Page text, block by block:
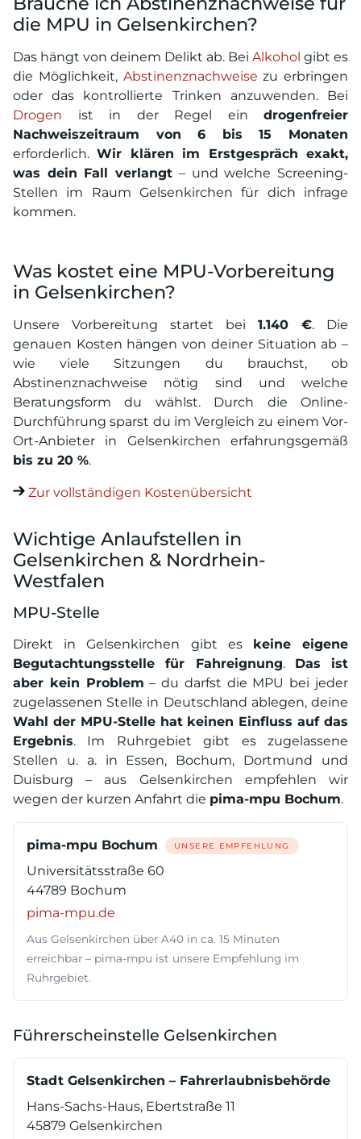
die MPU in Gelsenkirchen?
Das hängt von deinem Delikt ab. Bei Alkohol gibt es
die Möglichkeit, Abstinenznachweise zu erbringen
oder das kontrollierte Trinken anzuwenden. Bei
Drogen ist in der Regel ein drogenfreier
Nachweiszeitraum von 6 bis 15 Monaten
erforderlich.Wir klären im Erstgespräch exakt,
was dein Fall verlangt – und welche Screening-
Stellen im Raum Gelsenkirchen für dich infrage
kommen.
Was kostet eine MPU-Vorbereitung
in Gelsenkirchen?
Unsere Vorbereitung startet bei 1.140 €. Die
genauen Kosten hängen von deiner Situation ab –
wie viele Sitzungen du brauchst, ob
Abstinenznachweise nötig sind und welche
Beratungsform du wählst. Durch die Online-
Durchführung sparst du im Vergleich zu einem Vor-
Ort-Anbieter in Gelsenkirchen erfahrungsgemäß
bis zu 20 %.
Zur vollständigen Kostenübersicht
Wichtige Anlaufstellen in
Gelsenkirchen & Nordrhein-
Westfalen
MPU-Stelle
Direkt in Gelsenkirchen gibt es keine eigene
Begutachtungsstelle für Fahreignung. Das ist
aber kein Problem – du darfst die MPU bei jeder
zugelassenen Stelle in Deutschland ablegen, deine
Wahl der MPU-Stelle hat keinen Einfluss auf das
Ergebnis. Im Ruhrgebiet gibt es zugelassene
Stellen u. a. in Essen, Bochum, Dortmund und
Duisburg – aus Gelsenkirchen empfehlen wir
wegen der kurzen Anfahrt die pima-mpu Bochum.
pima-mpu Bochum UNSERE EMPFEHLUNG
Universitätsstraße 60
44789 Bochum
pima-mpu.de
Aus Gelsenkirchen über A40 in ca. 15 Minuten
erreichbar – pima-mpu ist unsere Empfehlung im
Ruhrgebiet.
Führerscheinstelle Gelsenkirchen
Stadt Gelsenkirchen – Fahrerlaubnisbehörde
Hans-Sachs-Haus, Ebertstraße 11
45879 Gelsenkirchen